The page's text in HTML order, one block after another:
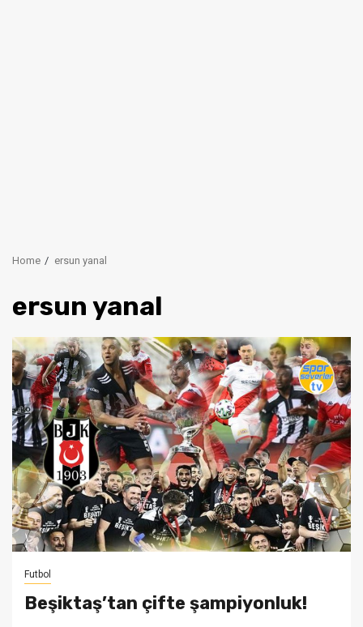
Home ersun yanal
ersun yanal
Futbol
Beşiktaş’tan çifte şampiyonluk!